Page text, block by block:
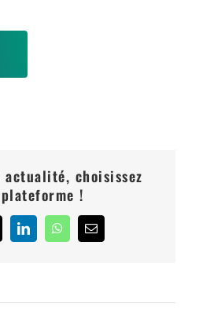
actualité, choisissez
!
LinkedInWhatsApp
Email